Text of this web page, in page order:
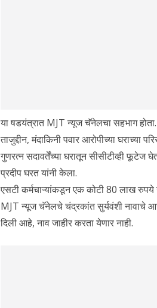
या षडयंत्रात MJT न्यूज चॅनेलचा सहभाग
ताजुद्दीन, मंदाकिनी पवार आरोपीच्या घराच्या
गुणरत्न सदावर्तेंच्या घरातून सीसीटीव्ही
प्रदीप घरत यांनी केला.
एसटी कर्मचाऱ्यांकडून एक कोटी 80 लाख
MJT न्यूज चॅनेलचे चंद्रकांत सुर्यवंशी नावाचे
दिली आहे, नाव जाहीर करता येणार नाही.